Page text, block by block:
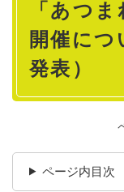
「あつ
開催につ
発表）
ページ内目次